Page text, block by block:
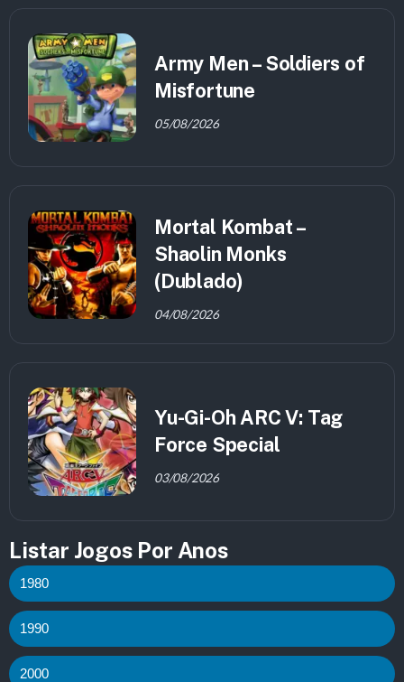
Army Men – Soldiers of
Misfortune
05/08/2026
Mortal Kombat –
Shaolin Monks
(Dublado)
04/08/2026
Yu-Gi-Oh ARC V: Tag
Force Special
03/08/2026
Listar Jogos Por Anos
1980
1990
2000